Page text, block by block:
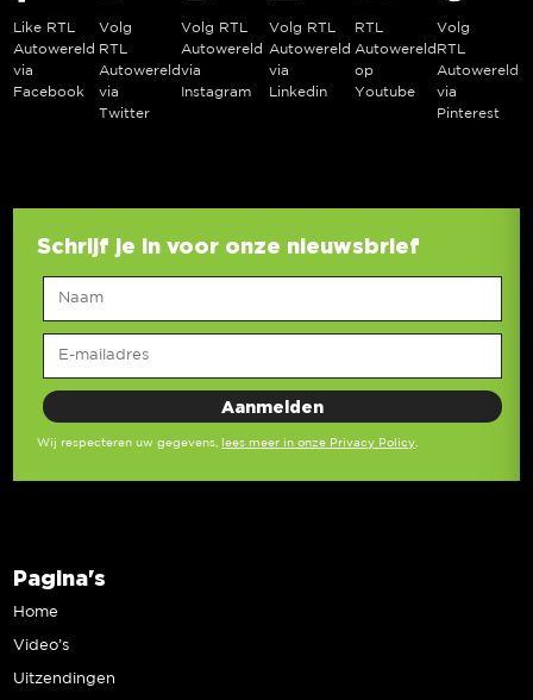
Like RTL
Autowereld
via
Facebook
Volg
RTL
Autowereld
via
Twitter
Volg RTL
Autowereld
via
Instagram
Volg RTL
Autowereld
via
Linkedin
RTL
Autowereld
op
Youtube
Volg
RTL
Autowereld
via
Pinterest
Schrijf je in voor onze nieuwsbrief
Wij respecteren uw gegevens, lees meer in onze Privacy Policy.
Pagina's
Home
Video’s
Uitzendingen